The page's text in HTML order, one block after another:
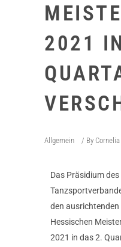
2021
Allgemein By
Das Präsidium
den ausrichtenden
Hessischen
2021 in das 2.